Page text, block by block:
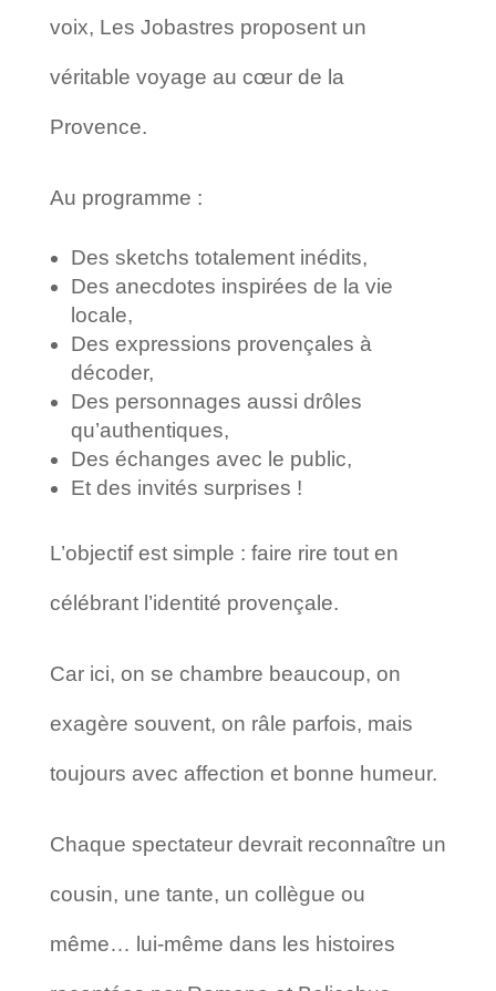
voix, Les Jobastres proposent un
véritable voyage au cœur de la
Provence.
Au programme :
Des sketchs totalement inédits,
Des anecdotes inspirées de la vie
locale,
Des expressions provençales à
décoder,
Des personnages aussi drôles
qu’authentiques,
Des échanges avec le public,
Et des invités surprises !
L’objectif est simple : faire rire tout en
célébrant l’identité provençale.
Car ici, on se chambre beaucoup, on
exagère souvent, on râle parfois, mais
toujours avec affection et bonne humeur.
Chaque spectateur devrait reconnaître un
cousin, une tante, un collègue ou
même… lui-même dans les histoires